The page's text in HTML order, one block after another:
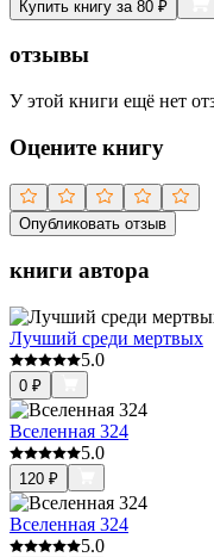
Купить книгу за 80 ₽
отзывы
У этой книги ещё нет
Оцените книгу
Опубликовать отзыв
книги автора
Лучший среди мертвых
5.0
0 ₽
Вселенная 324
5.0
120 ₽
Вселенная 324
5.0